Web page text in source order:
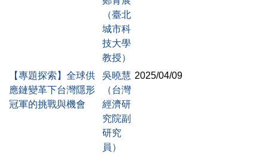
（臺北
城市科
技大學
教授）
【專題探索】全球供
應鏈變革下台灣隱形
冠軍的挑戰與機會
吳曉慧
（台灣
經濟研
究院副
研究
員）
2025/04/09